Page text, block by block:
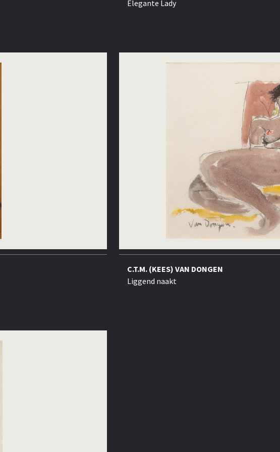
Elegante Lady
C.T.M. (KEES) VAN DONGEN
Liggend naakt